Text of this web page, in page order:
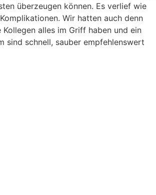
überzeugen können. Es verlief wie
Wir hatten auch denn
Kollegen alles im Griff haben und ein
sind schnell, sauber empfehlenswert